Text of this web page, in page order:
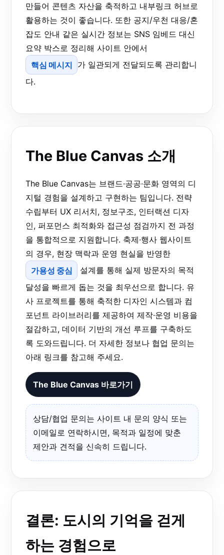
만들어 콘텐츠 자산을 축적하고 내부링크 허브로
활용하는 것이 좋습니다. 또한 공지/우천 대응/혼
잡도 안내 같은 실시간 정보는 SNS 임베드 대신
요약 박스로 정리해 사이트 안에서
핵심 메시지 가 일관되게 전달되도록 관리합니
다.
The Blue Canvas 소개
The Blue Canvas는 브랜드·공공·문화 영역의 디
지털 경험을 설계하고 구현하는 팀입니다. 전략
수립부터 UX 리서치, 정보구조, 인터랙션 디자
인, 퍼포먼스 최적화와 접근성 점검까지 전 과정
을 통합적으로 지원합니다. 축제·행사 웹사이트
의 경우, 현장 맥락과 운영 현실을 반영한
가용성 중심
설계를 통해 실제 방문자의 목적
달성을 빠르게 돕는 것을 최우선으로 합니다. 유
사 프로젝트를 통해 축적한 디자인 시스템과 컴
포넌트 라이브러리를 제공하여 제작·운영 비용을
절감하고, 데이터 기반의 개선 루프를 구축하도
록 도와드립니다. 더 자세한 정보나 협업 문의는
아래 링크를 참고해 주세요.
The Blue Canvas 바로가기
상담/협업 문의는 사이트 내 문의 양식 또는
이메일로 연락하시면, 목적과 일정에 맞춘
제안과 견적을 신속히 드립니다.
결론: 도시의 기억을 걷게
하는 경험으로